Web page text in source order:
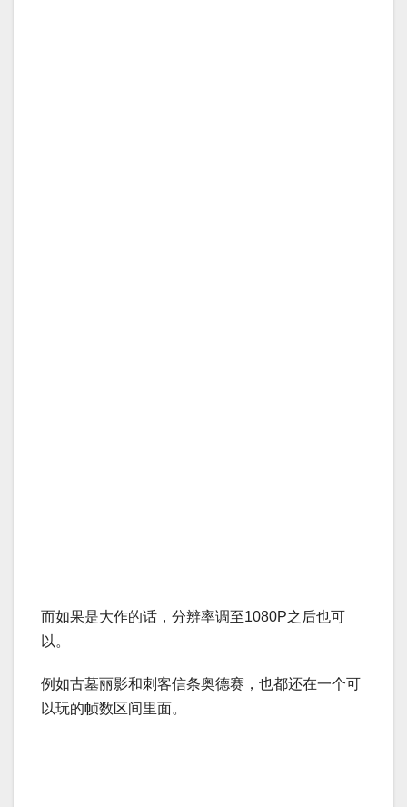
而如果是大作的话，分辨率调至1080P之后也可
以。
例如古墓丽影和刺客信条奥德赛，也都还在一个可
以玩的帧数区间里面。